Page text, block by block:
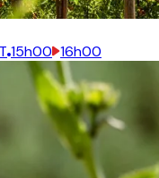
15h00 16h00